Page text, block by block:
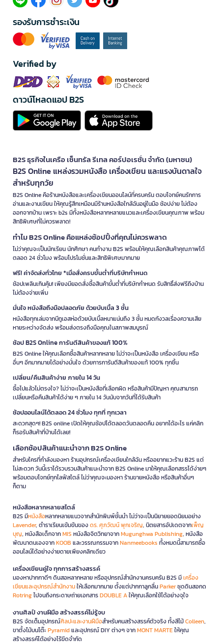
รองรับการชำระเงิน
Verified by
ดาวน์โหลดแอป B2S
B2S ธุรกิจในเครือ เซ็นทรัล รีเทล คอร์ปอเรชั่น จำกัด (มหาชน)
B2S Online แหล่งรวมหนังสือ เครื่องเขียน และแรงบันดาลใจ
สำหรับทุกวัย
B2S Online คือร้านหนังสือและเครื่องเขียนออนไลน์ที่ครบครัน ตอบโจทย์คนรักการ
อ่านและงานเขียน ให้คุณรู้สึกเหมือนมีร้านหนังสือใกล้ฉันอยู่ในมือ ช้อปง่าย ไม่ต้อง
ออกจากบ้าน เพราะ b2s มีทั้งหนังสือหลากหลายแนวและเครื่องเขียนคุณภาพ พร้อม
สิทธิพิเศษที่ไม่ควรพลาด!
ทำไม B2S Online คือแหล่งช้อปปิ้งที่คุณไม่ควรพลาด
ไม่ว่าคุณจะเป็นนักเรียน นักศึกษา คนทำงาน B2S พร้อมให้คุณเลือกสินค้าคุณภาพได้
ตลอด 24 ชั่วโมง พร้อมโปรโมชั่นและสิทธิพิเศษมากมาย
ฟรี! ค่าจัดส่งทั่วไทย *เมื่อสั่งครบขั้นต่ำที่บริษัทกำหนด
ช้อปเพลินเกินคุ้ม! เพียงมียอดสั่งซื้อสินค้าขั้นต่ำที่บริษัทกำหนด รับสิทธิ์ส่งฟรีถึงบ้าน
ไม่ต้องจ่ายเพิ่ม
มั่นใจ หนังสือถึงมือปลอดภัย ด้วยบับเบิ้ล 3 ชั้น
หนังสือทุกเล่มจากบีทูเอสห่อด้วยบับเบิ้ลหนาแน่นถึง 3 ชั้น หมดกังวลเรื่องความเสีย
หายระหว่างจัดส่ง พร้อมส่งตรงถึงมือคุณในสภาพสมบูรณ์
ช้อป B2S Online การันตีสินค้าของแท้ 100%
B2S Online ให้คุณเลือกซื้อสินค้าหลากหลาย ไม่ว่าจะเป็นหนังสือ เครื่องเขียน หรือ
อื่นๆ อีกมากมายได้อย่างมั่นใจ ด้วยการการันตีสินค้าของแท้ 100% ทุกชิ้น
เปลี่ยน/คืนสินค้าง่าย ภายใน 14 วัน
ซื้อไปแล้วไม่ตรงใจ? ไม่ว่าจะเป็นหนังสือที่เลือกผิด หรือสินค้ามีปัญหา คุณสามารถ
เปลี่ยนหรือคืนสินค้าได้ง่าย ๆ ภายใน 14 วันนับจากวันที่ได้รับสินค้า
ช้อปออนไลน์ได้ตลอด 24 ชั่วโมง ทุกที่ ทุกเวลา
สะดวกสุดๆ! B2S online เปิดให้คุณช้อปได้ตลอดวันตลอดคืน อยากได้อะไร แค่คลิก
ก็รอรับสินค้าที่บ้านได้เลย!
เลือกช้อปสินค้าแนะนำจาก B2S Online
สำหรับใครที่กำลังมองหา ร้านอุปกรณ์เครื่องเขียนใกล้ฉัน หรืออยากแวะร้าน B2S แต่
ไม่สะดวก วันนี้เราได้รวบรวมสินค้าแนะนำจาก B2S Online มาให้คุณเลือกสรรได้ง่ายๆ
พร้อมตอบโจทย์ทุกไลฟ์สไตล์ ไม่ว่าคุณจะมองหา ร้านขายหนังสือ หรือสินค้าอื่นๆ
ก็ตาม
หนังสือหลากหลายสไตล์
B2S มีหนังสือหลากหลายแนวจากสำนักพิมพ์ชั้นนำ ไม่ว่าจะเป็นนิยายยอดนิยมอย่าง
Lavender, ตำราเรียนเข้มข้นของดร. ศุภวัฒน์ พุกเจริญ, นิตยสารอัปเดตจากเพ็ญ
บุญ, หนังสือเด็กจากMIS หนังสือจิตวิทยาจากMugunghwa Publishing, หนังสือ
พัฒนาตนเองจากKOOB และวรรณกรรมจากNanmeebooks ทั้งหมดนี้สามารถซื้อ
ออนไลน์ได้อย่างง่ายดายเพียงคลิกเดียว
เครื่องเขียนคู่ใจ ทุกการสร้างสรรค์
มองหาปากกาดีๆ ดินสอหลากหลาย หรืออุปกรณ์สำนักงานครบครัน B2S มีเครื่อง
เขียนและอุปกรณ์สำนักงานให้เลือกมากมาย ตั้งแต่ปากกาลูกลื่นParkerชุดดินสอกด
Rotringไปจนถึงกระดาษถ่ายเอกสารDOUBLE Aให้คุณเลือกใช้ได้อย่างจุใจ
งานศิลป์ งานฝีมือ สร้างสรรค์ไม่รู้จบ
B2S จัดเต็มอุปกรณ์ศิลปะและงานฝีมือสำหรับคนสร้างสรรค์ตัวจริง ทั้งสีไม้Colleen,
ขาตั้งไม้บนโต๊ะPyramidและอุปกรณ์ DIY ต่างๆ จากMONT MARTEให้คุณ
สร้างสรรค์ได้อย่างไร้ขีดจำกัด